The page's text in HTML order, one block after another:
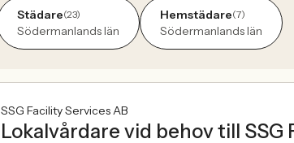
Städare(23)
Södermanlands län
Hemstädare(7)
Södermanlands län
SSG Facility Services AB
Lokalvårdare vid behov till